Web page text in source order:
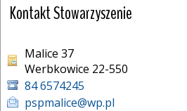
Kontakt Stowarzyszenie
Malice 37
Werbkowice 22-550
84 6574245
pspmalice@wp.pl